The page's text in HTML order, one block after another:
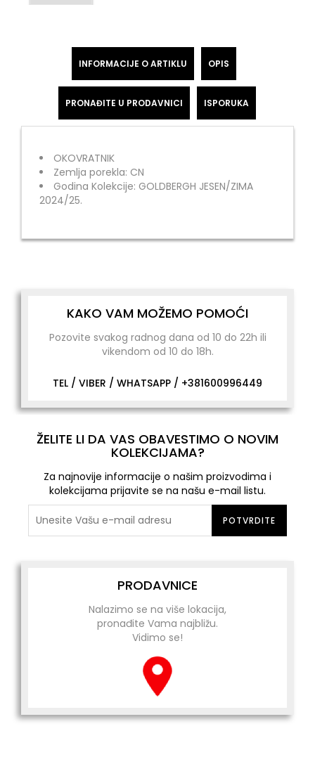
INFORMACIJE O ARTIKLU OPIS
PRONAĐITE U PRODAVNICI ISPORUKA
OKOVRATNIK
Zemlja porekla: CN
Godina Kolekcije: GOLDBERGH JESEN/ZIMA
2024/25.
KAKO VAM MOŽEMO POMOĆI
Pozovite svakog radnog dana od 10 do 22h ili
vikendom od 10 do 18h.
TEL / VIBER / WHATSAPP / +381600996449
ŽELITE LI DA VAS OBAVESTIMO O NOVIM
KOLEKCIJAMA?
Za najnovije informacije o našim proizvodima i
kolekcijama prijavite se na našu e-mail listu.
POTVRDITE
PRODAVNICE
Nalazimo se na više lokacija,
pronađite Vama najbližu.
Vidimo se!